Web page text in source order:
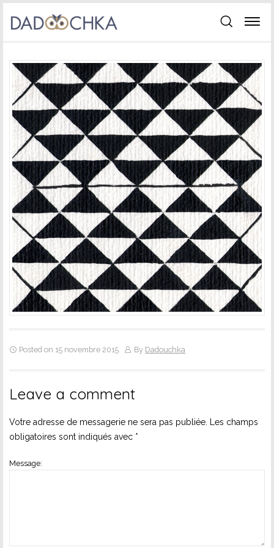
Posted on 15 novembre 2015 By Dadouchka
Leave a comment
Votre adresse de messagerie ne sera pas publiée.
Les champs
obligatoires sont indiqués avec *
Message: